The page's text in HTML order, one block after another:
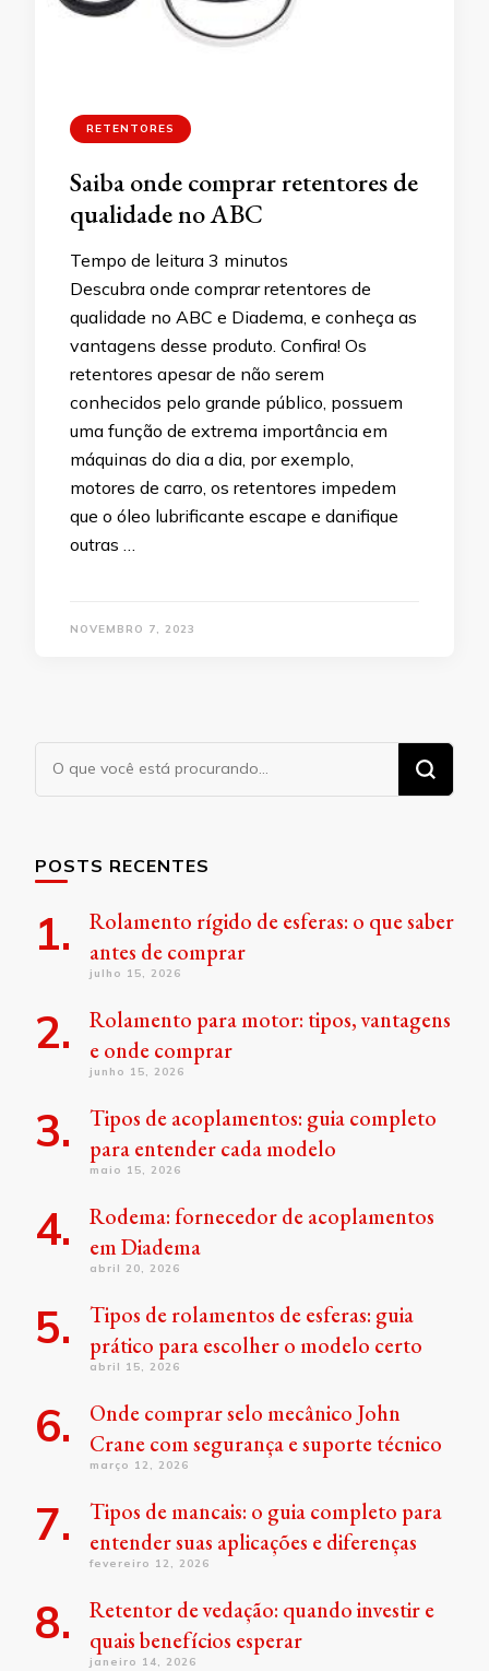
RETENTORES
Saiba onde comprar retentores de
qualidade no ABC
Tempo de leitura 3 minutos
Descubra onde comprar retentores de
qualidade no ABC e Diadema, e conheça as
vantagens desse produto. Confira! Os
retentores apesar de não serem
conhecidos pelo grande público, possuem
uma função de extrema importância em
máquinas do dia a dia, por exemplo,
motores de carro, os retentores impedem
que o óleo lubrificante escape e danifique
outras …
NOVEMBRO 7, 2023
Procurando
algo?
POSTS RECENTES
Rolamento rígido de esferas: o que saber
antes de comprar
julho 15, 2026
Rolamento para motor: tipos, vantagens
e onde comprar
junho 15, 2026
Tipos de acoplamentos: guia completo
para entender cada modelo
maio 15, 2026
Rodema: fornecedor de acoplamentos
em Diadema
abril 20, 2026
Tipos de rolamentos de esferas: guia
prático para escolher o modelo certo
abril 15, 2026
Onde comprar selo mecânico John
Crane com segurança e suporte técnico
março 12, 2026
Tipos de mancais: o guia completo para
entender suas aplicações e diferenças
fevereiro 12, 2026
Retentor de vedação: quando investir e
quais benefícios esperar
janeiro 14, 2026